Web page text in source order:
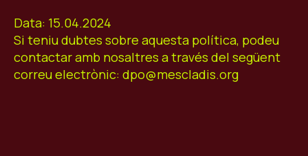
Data: 15.04.2024
Si teniu dubtes sobre aquesta política, podeu
contactar amb nosaltres a través del següent
correu electrònic: dpo@mescladis.org